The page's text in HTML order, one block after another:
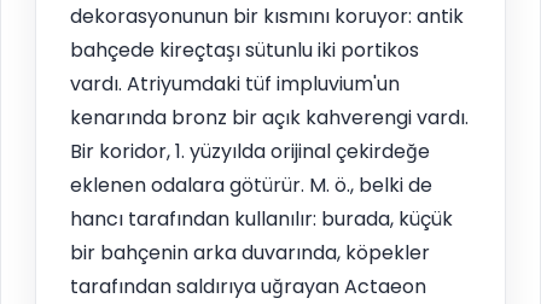
dekorasyonunun bir kısmını koruyor: antik
bahçede kireçtaşı sütunlu iki portikos
vardı. Atriyumdaki tüf impluvium'un
kenarında bronz bir açık kahverengi vardı.
Bir koridor, 1. yüzyılda orijinal çekirdeğe
eklenen odalara götürür. M. ö., belki de
hancı tarafından kullanılır: burada, küçük
bir bahçenin arka duvarında, köpekler
tarafından saldırıya uğrayan Actaeon